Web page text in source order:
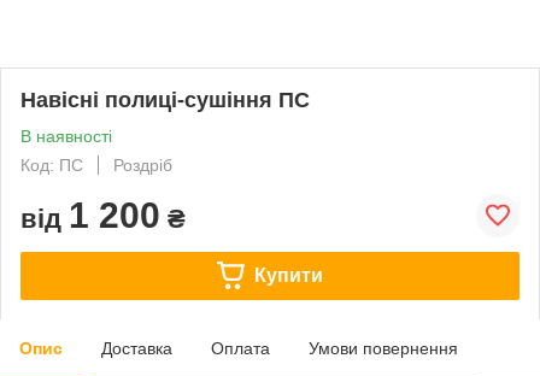
Навісні полиці-сушіння ПС
В наявності
Код: ПС
Роздріб
від 1 200 ₴
Купити
Опис Доставка Оплата Умови повернення